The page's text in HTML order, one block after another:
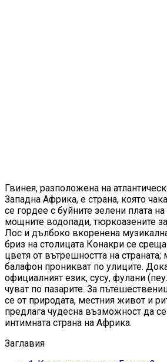
Гвинея, разположена на
Западна Африка, е страна, която
се гордее с буйните зелени плата
мощните водопади, тюркоазените
Лос и дълбоко вкоренена
бриз на столицата Конакри се
цветя от вътрешността на
балафон проникват по улиците.
официалният език, сусу, фулани
чуват по пазарите. За
се от природата, местния живот и
предлага чудесна възможност да
интимната страна на Африка.
Заглавия